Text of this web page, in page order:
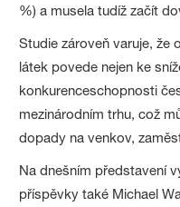
%) a musela tudíž začít
Studie zároveň varuje, že
látek povede nejen ke
konkurenceschopnosti
mezinárodním trhu, což
dopady na venkov,
Na dnešním představení
příspěvky také Michael